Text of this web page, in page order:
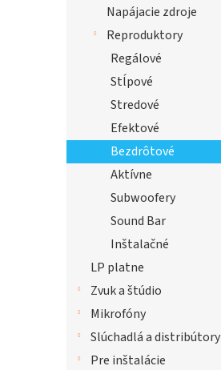
Napájacie zdroje
Reproduktory
Regálové
Stĺpové
Stredové
Efektové
Bezdrôtové
Aktívne
Subwoofery
Sound Bar
Inštalačné
LP platne
Zvuk a štúdio
Mikrofóny
Slúchadlá a distribútory
Pre inštalácie